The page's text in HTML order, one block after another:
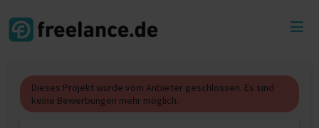
Dieses Projekt wurde vom Anbieter geschlossen. Es sind
keine Bewerbungen mehr möglich.